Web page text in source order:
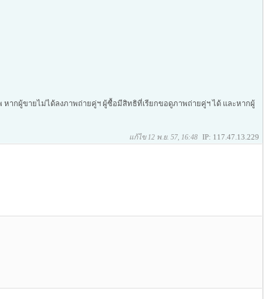
หากผู้ขายไม่ได้ลงภาพถ่ายคู่ฯ ผู้ซื้อมีสิทธิที่เรียกขอดูภาพถ่ายคู่ฯ ได้ และหากผู้
แก้ไข 12 พ.ย. 57, 16:48 IP: 117.47.13.229